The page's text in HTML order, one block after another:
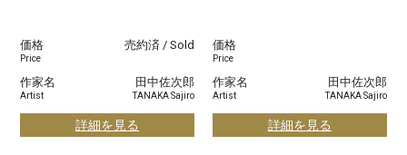
価格
Price
売約済 / Sold
作家名
Artist
田中佐次郎
TANAKA Sajiro
詳細を見る
価格
Price
作家名
Artist
田中佐次郎
TANAKA Sajiro
詳細を見る